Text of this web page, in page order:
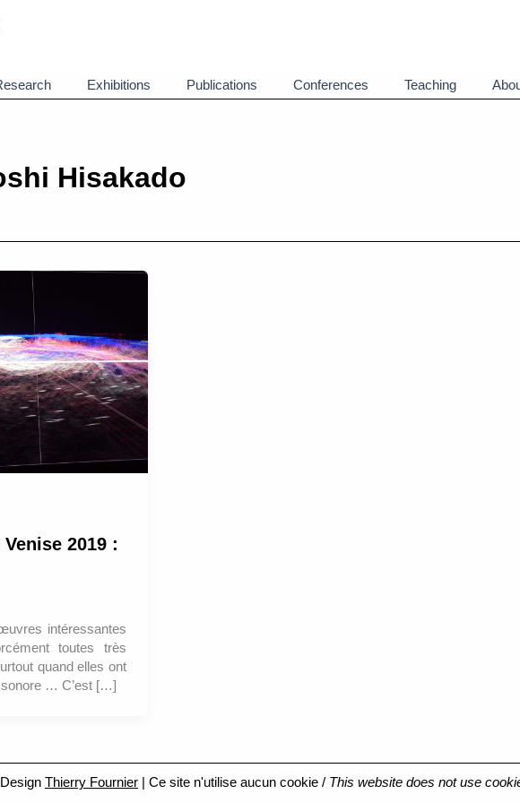
Exhibitions Publications Conferences Teaching
Hisakado
2019 :
intéressantes
toutes très
quand elles ont
… C’est […]
Thierry Fournier | Ce site n'utilise aucun cookie / This website does not use